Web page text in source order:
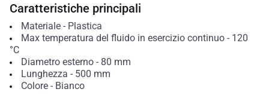
Caratteristiche principali
Materiale- Plastica
Max temperatura del fluido in esercizio continuo- 120
°C
Diametro esterno- 80 mm
Lunghezza - 500 mm
Colore- Bianco